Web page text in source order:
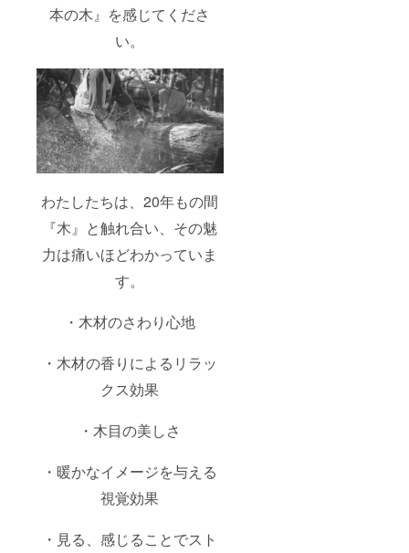
本の木』を感じてくださ
い。
わたしたちは、20年もの間
『木』と触れ合い、その魅
力は痛いほどわかっていま
す。
・木材のさわり心地
・木材の香りによるリラッ
クス効果
・木目の美しさ
・暖かなイメージを与える
視覚効果
・見る、感じることでスト